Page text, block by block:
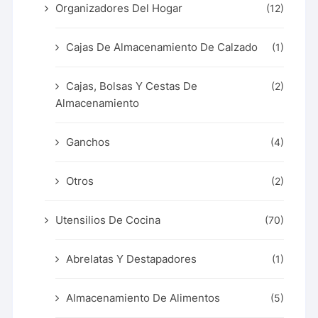
Organizadores Del Hogar (12)
Cajas De Almacenamiento De Calzado (1)
Cajas, Bolsas Y Cestas De
Almacenamiento
(2)
Ganchos (4)
Otros (2)
Utensilios De Cocina (70)
Abrelatas Y Destapadores (1)
Almacenamiento De Alimentos (5)